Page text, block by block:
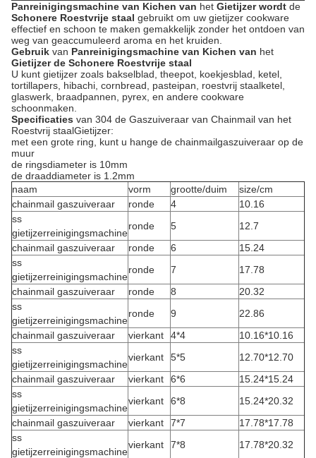
Panreinigingsmachine van Kichen van het Gietijzer wordt de
Schonere Roestvrije staal gebruikt om uw gietijzer cookware
effectief en schoon te maken gemakkelijk zonder het ontdoen van
weg van geaccumuleerd aroma en het kruiden.
Gebruik van Panreinigingsmachine van Kichen van het
Gietijzer de Schonere Roestvrije staal
U kunt gietijzer zoals bakselblad, theepot, koekjesblad, ketel,
tortillapers, hibachi, cornbread, pasteipan
roestvrij staalketel,
glaswerk, braadpannen, pyrex, en andere cookware
schoonmaken.
Specificaties van 304 de Gaszuiveraar van Chainmail van het
Roestvrij staalGietijzer:
met een grote ring, kunt u hange de chainmailgaszuiveraar op de
muur
de ringsdiameter is 10mm
de draaddiameter is 1.2mm
naam
vorm grootte/duim
size/cm
chainmail gaszuiveraar
ronde 4
10.16
ss
gietijzerreinigingsmachine
ronde 5
12.7
chainmail gaszuiveraar
ronde 6
15.24
ss
gietijzerreinigingsmachine
ronde 7
17.78
chainmail gaszuiveraar
ronde 8
20.32
ss
gietijzerreinigingsmachine
ronde 9
22.86
chainmail gaszuiveraar
vierkant 4*4
10.16*10.16
ss
gietijzerreinigingsmachine
vierkant 5*5
12.70*12.70
chainmail gaszuiveraar
vierkant 6*6
15.24*15.24
ss
gietijzerreinigingsmachine
vierkant 6*8
15.24*20.32
chainmail gaszuiveraar
vierkant 7*7
17.78*17.78
ss
gietijzerreinigingsmachine
vierkant 7*8 17.78*20.32